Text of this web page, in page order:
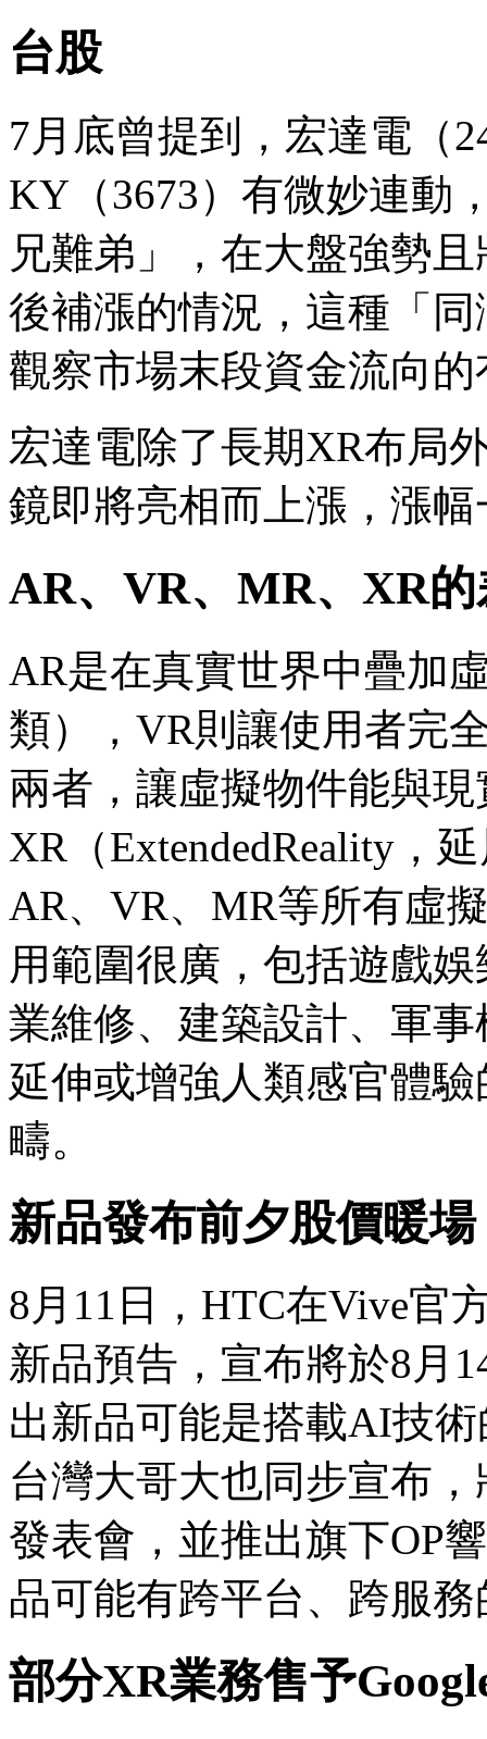
台股
7月底曾提到，宏達電（
KY（3673）有微妙連動
兄難弟」，在大盤強勢
後補漲的情況，這種「
觀察市場末段資金流向
宏達電除了長期XR布局
鏡即將亮相而上漲，漲
AR、VR、MR、XR的
AR是在真實世界中疊加
類），VR則讓使用者完
兩者，讓虛擬物件能與
XR（ExtendedReality，
AR、VR、MR等所有虛
用範圍很廣，包括遊戲
業維修、建築設計、軍
延伸或增強人類感官體
疇。
新品發布前夕股價暖場
8月11日，HTC在Vive官
新品預告，宣布將於8月
出新品可能是搭載AI技
台灣大哥大也同步宣布
發表會，並推出旗下OP
品可能有跨平台、跨服
部分XR業務售予